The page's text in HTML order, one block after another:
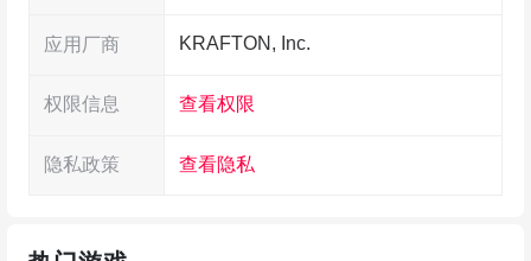
不一样的机动感。想走出竞技场拿到奖杯？就得学
会怎么在新战术和新技能中活下来。
应用厂商 KRAFTON, Inc.
权限信息 查看权限
隐私政策 查看隐私